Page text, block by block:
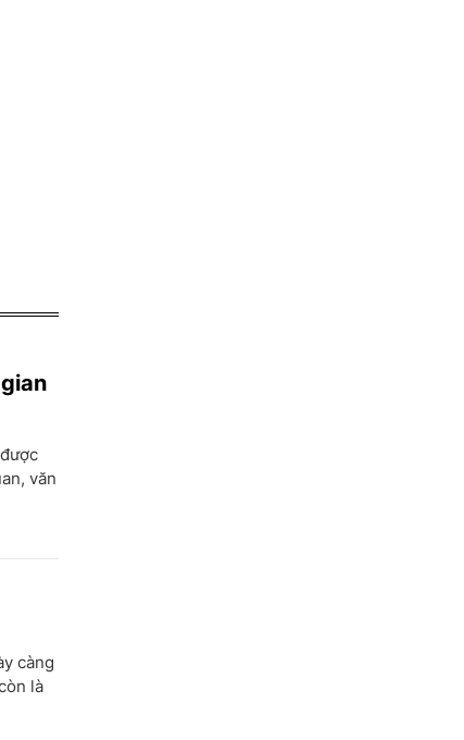
văn
càng
là